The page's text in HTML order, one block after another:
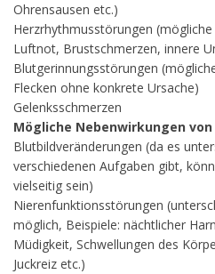
Ohrensausen etc.)
Herzrhythmusstörungen
Luftnot, Brustschmerzen, innere
Blutgerinnungsstörungen
Flecken ohne konkrete Ursache)
Gelenksschmerzen
Mögliche Nebenwirkungen
Blutbildveränderungen (da es
verschiedenen Aufgaben gibt,
vielseitig sein)
Nierenfunktionsstörungen
möglich, Beispiele: nächtlicher
Müdigkeit, Schwellungen des
Juckreiz etc.)